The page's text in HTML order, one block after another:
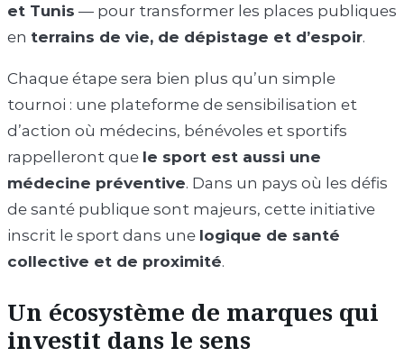
et Tunis — pour transformer les places publiques
en terrains de vie, de dépistage et d’espoir.
Chaque étape sera bien plus qu’un simple
tournoi : une plateforme de sensibilisation et
d’action où médecins, bénévoles et sportifs
rappelleront que le sport est aussi une
médecine préventive. Dans un pays où les défis
de santé publique sont majeurs, cette initiative
inscrit le sport dans une logique de santé
collective et de proximité.
Un écosystème de marques qui
investit dans le sens